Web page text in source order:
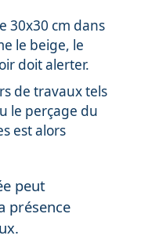
30x30 cm dans
le beige, le
doit alerter.
de travaux tels
le perçage du
est alors
peut
présence